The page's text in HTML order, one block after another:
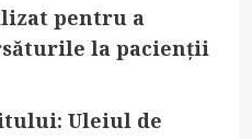
pentru a
la pacienții
: Uleiul de